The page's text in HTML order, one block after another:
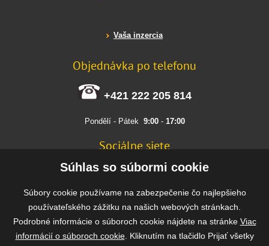
Vaša inzercia
Objednávka po telefonu
+421 222 205 814
Pondělí - Pátek 9:00- 17:00
Sociálne siete
FACEBOOK
INSTAGRAM
Rýchla a bezpečná platba
Súhlas so súbormi cookie
Súbory cookie používame na zabezpečenie čo najlepšieho
používateľského zážitku na našich webových stránkach.
Podrobné informácie o súboroch cookie nájdete na stránke Viac
informácií o súboroch cookie. Kliknutím na tlačidlo Prijať všetky